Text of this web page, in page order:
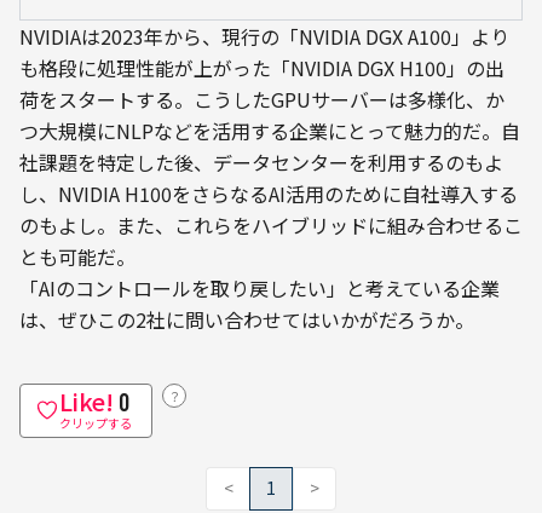
NVIDIAは2023年から、現行の「NVIDIA DGX A100」より
も格段に処理性能が上がった「NVIDIA DGX H100」の出
荷をスタートする。こうしたGPUサーバーは多様化、か
つ大規模にNLPなどを活用する企業にとって魅力的だ。自
社課題を特定した後、データセンターを利用するのもよ
し、NVIDIA H100をさらなるAI活用のために自社導入する
のもよし。また、これらをハイブリッドに組み合わせるこ
とも可能だ。
「AIのコントロールを取り戻したい」と考えている企業
は、ぜひこの2社に問い合わせてはいかがだろうか。
Like! 0
クリップする
？
< 1 >